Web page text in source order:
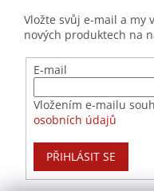
Vložte svůj e-mail a my
nových produktech na
E-mail
Vložením e-mailu
osobních údajů
PŘIHLÁSIT SE